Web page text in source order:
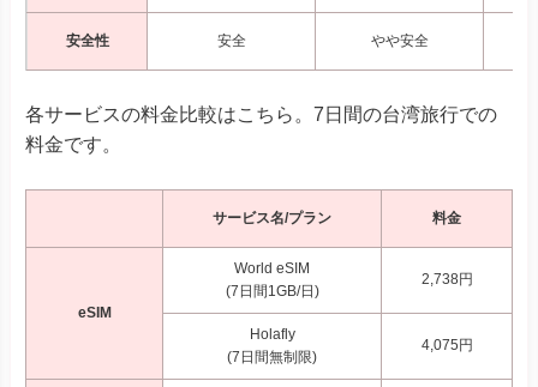
安全性 安全 やや安全
各サービスの料金比較はこちら。7日間の台湾旅行での
料金です。
サービス名/プラン 料金
eSIM
World eSIM
(7日間1GB/日)
2,738円
Holafly
(7日間無制限)
4,075円